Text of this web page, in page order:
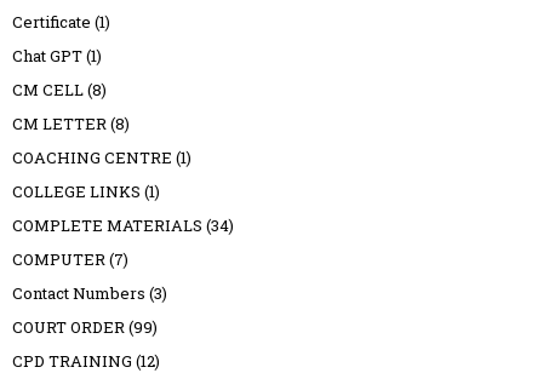
Certificate (1)
Chat GPT(1)
CM CELL(8)
CM LETTER(8)
COACHING CENTRE (1)
COLLEGE LINKS (1)
COMPLETE MATERIALS (34)
COMPUTER(7)
Contact Numbers (3)
COURT ORDER(99)
CPD TRAINING (12)